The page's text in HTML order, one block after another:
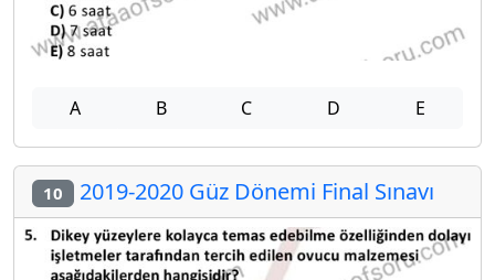
A B C D E
10 2019-2020 Güz Dönemi Final Sınavı